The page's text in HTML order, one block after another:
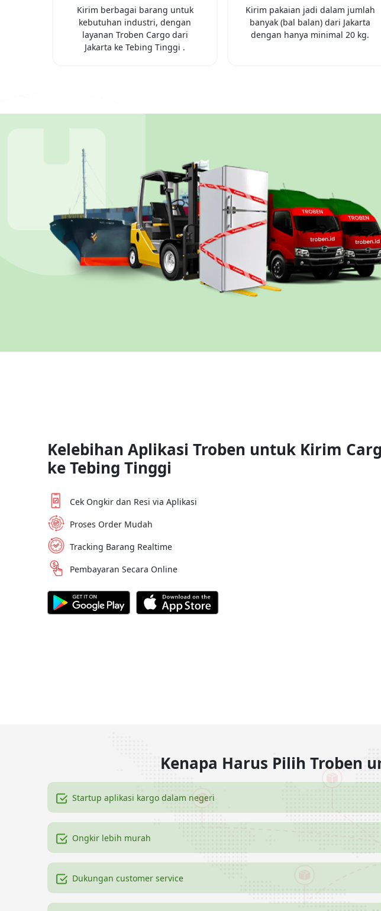
Kirim berbagai barang untuk
kebutuhan industri, dengan
layanan Troben Cargo dari
Jakarta ke Tebing Tinggi .
Kirim pakaian jadi dalam jumlah
banyak (bal balan) dari Jakarta
dengan hanya minimal 20 kg.
Kelebihan Aplikasi Troben untuk Kirim
keTebing Tinggi
Cek Ongkir dan Resi via Aplikasi
Proses Order Mudah
Tracking Barang Realtime
Pembayaran Secara Online
Kenapa Harus Pilih Troben
Startup aplikasi kargo dalam negeri
Ongkir lebih murah
Dukungan customer service